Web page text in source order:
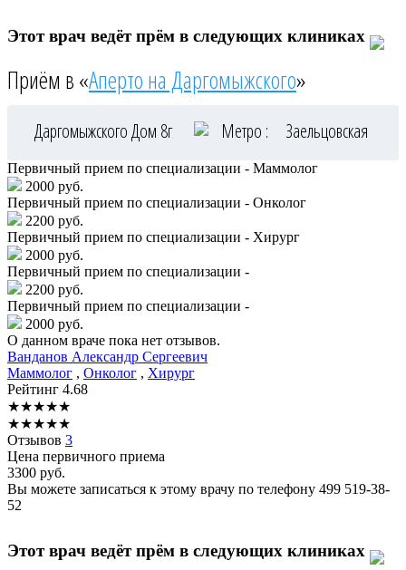
Этот врач ведёт прём в следующих клиниках
Приём в «Аперто на Даргомыжского»
Даргомыжского Дом 8г Метро : Заельцовская
Первичный прием по специализации - Маммолог
2000 руб.
Первичный прием по специализации - Онколог
2200 руб.
Первичный прием по специализации - Хирург
2000 руб.
Первичный прием по специализации -
2200 руб.
Первичный прием по специализации -
2000 руб.
О данном враче пока нет отзывов.
Ванданов Александр Сергеевич
Маммолог , Онколог , Хирург
Рейтинг 4.68
★★★★★
★★★★★
Отзывов 3
Цена первичного приема
3300 руб.
Вы можете записаться к этому врачу по телефону 499 519-38-
52
Этот врач ведёт прём в следующих клиниках